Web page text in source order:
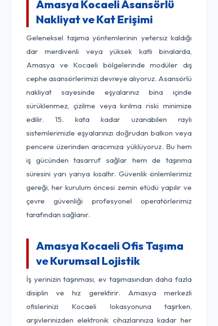
Amasya Kocaeli Asansörlü
Nakliyat ve Kat Erişimi
Geleneksel taşıma yöntemlerinin yetersiz kaldığı
dar merdivenli veya yüksek katlı binalarda,
Amasya ve Kocaeli bölgelerinde modüler dış
cephe asansörlerimizi devreye alıyoruz. Asansörlü
nakliyat sayesinde eşyalarınız bina içinde
sürüklenmez, çizilme veya kırılma riski minimize
edilir. 15. kata kadar uzanabilen raylı
sistemlerimizle eşyalarınızı doğrudan balkon veya
pencere üzerinden aracımıza yüklüyoruz. Bu hem
iş gücünden tasarruf sağlar hem de taşınma
süresini yarı yarıya kısaltır. Güvenlik önlemlerimiz
gereği, her kurulum öncesi zemin etüdü yapılır ve
çevre güvenliği profesyonel operatörlerimiz
tarafından sağlanır.
Amasya Kocaeli Ofis Taşıma
ve Kurumsal Lojistik
İş yerinizin taşınması, ev taşımasından daha fazla
disiplin ve hız gerektirir. Amasya merkezli
ofislerinizi Kocaeli lokasyonuna taşırken,
arşivlerinizden elektronik cihazlarınıza kadar her